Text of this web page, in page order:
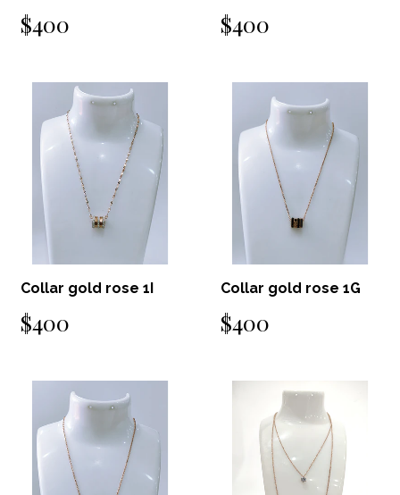
$400 $400
Collar gold rose 1I
$400
Collar gold rose 1G
$400